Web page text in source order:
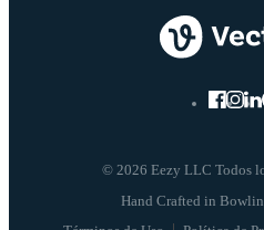
© 2026 Eezy LLC Todos